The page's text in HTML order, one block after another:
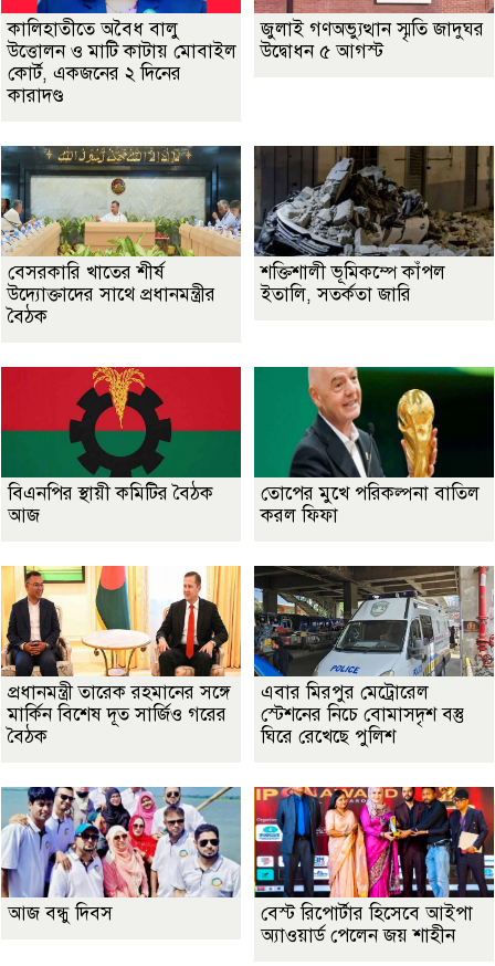
কালিহাতীতে অবৈধ বালু
উত্তোলন ও মাটি কাটায় মোবাইল
কোর্ট, একজনের ২ দিনের
কারাদণ্ড
জুলাই গণঅভ্যুত্থান স্মৃতি জাদুঘর
উদ্বোধন ৫ আগস্ট
বেসরকারি খাতের শীর্ষ
উদ্যোক্তাদের সাথে প্রধানমন্ত্রীর
বৈঠক
শক্তিশালী ভূমিকম্পে কাঁপল
ইতালি, সতর্কতা জারি
বিএনপির স্থায়ী কমিটির বৈঠক
আজ
তোপের মুখে পরিকল্পনা বাতিল
করল ফিফা
প্রধানমন্ত্রী তারেক রহমানের সঙ্গে
মার্কিন বিশেষ দূত সার্জিও গরের
বৈঠক
এবার মিরপুর মেট্রোরেল
স্টেশনের নিচে বোমাসদৃশ বস্তু
ঘিরে রেখেছে পুলিশ
আজ বন্ধু দিবস
বেস্ট রিপোর্টার হিসেবে আইপা
অ্যাওয়ার্ড পেলেন জয় শাহীন